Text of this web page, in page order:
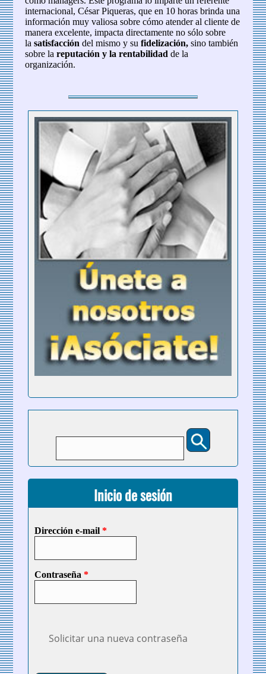
internacional, César Piqueras, que en 10 horas brinda una
información muy valiosa sobre cómo atender al cliente de
manera excelente, impacta directamente no sólo sobre
lasatisfacción del mismo y sufidelización, sino también
sobre lareputación y la rentabilidad de la
organización.
Inicio de sesión
Dirección e-mail *
Contraseña *
Solicitar una nueva contraseña